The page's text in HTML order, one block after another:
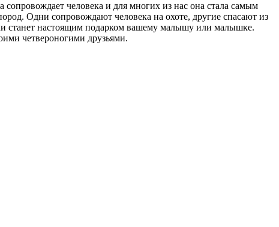
человека и для многих из нас она стала самым
Одни сопровождают человека на охоте, другие спасают из
станет настоящим подарком вашему малышу или малышке.
четвероногими друзьями.